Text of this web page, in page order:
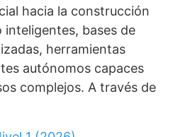
hacia la construcción
inteligentes, bases de
herramientas
autónomos capaces
complejos. A través de